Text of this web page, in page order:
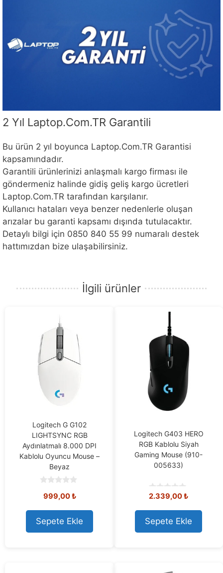
2 Yıl Laptop.Com.TR Garantili
Bu ürün 2 yıl boyunca Laptop.Com.TR Garantisi
kapsamındadır.
Garantili ürünlerinizi anlaşmalı kargo firması ile
göndermeniz halinde gidiş geliş kargo ücretleri
Laptop.Com.TR tarafından karşılanır.
Kullanıcı hataları veya benzer nedenlerle oluşan
arızalar bu garanti kapsamı dışında tutulacaktır.
Detaylı bilgi için 0850 840 55 99 numaralı destek
hattımızdan bize ulaşabilirsiniz.
İlgili ürünler
Logitech G G102
LIGHTSYNC RGB
Aydınlatmalı 8.000 DPI
Kablolu Oyuncu Mouse –
Beyaz
o
t
o
f
5
999,00₺
Sepete Ekle
Logitech G403 HERO
RGB Kablolu Siyah
Gaming Mouse (910-
005633)
0
u
t
o
f
2.339,00₺
Sepete Ekle